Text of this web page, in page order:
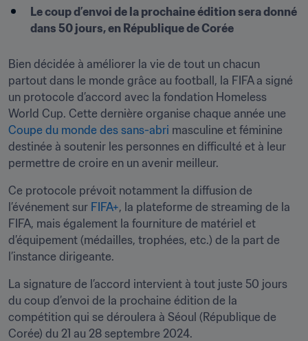
Le coup d’envoi de la prochaine édition sera donné
dans 50 jours, en République de Corée
Bien décidée à améliorer la vie de tout un chacun
partout dans le monde grâce au football, la FIFA a signé
un protocole d’accord avec la fondation Homeless
Coupe du monde des sans-abri masculine et féminine
destinée à soutenir les personnes en difficulté et à leur
permettre de croire en un avenir meilleur.
Ce protocole prévoit notamment la diffusion de
l’événement sur FIFA+, la plateforme de streaming de la
FIFA, mais également la fourniture de matériel et
d’équipement (médailles, trophées, etc.) de la part de
l’instance dirigeante.
La signature de l’accord intervient à tout juste 50 jours
du coup d’envoi de la prochaine édition de la
compétition qui se déroulera à Séoul (République de
Corée) du 21 au 28 septembre 2024.